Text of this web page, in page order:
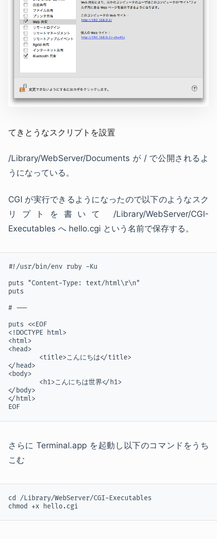
てきとうなスクリプトを設置
/Library/WebServer/Documents が / で公開されるよ
うになっている。
CGI が実行できるようになったので以下のようなスク
リプトを書いて /Library/WebServer/CGI-
Executables へ hello.cgi という名前で保存する。
#!/usr/bin/env ruby -Ku
puts "Content-Type: text/html\r\n"
puts
# ---
puts <<EOF
<!DOCTYPE html>
<html>
<head>
</head>
<body>
</body>
</html>
EOF
さらに Terminal.app を起動し以下のコマンドをうち
こむ
cd /Library/WebServer/CGI-Executables
chmod +x hello.cgi